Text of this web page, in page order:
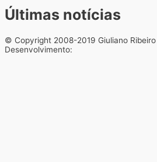
Últimas notícias
© Copyright 2008-2019 Giuliano Ribeiro
Desenvolvimento: